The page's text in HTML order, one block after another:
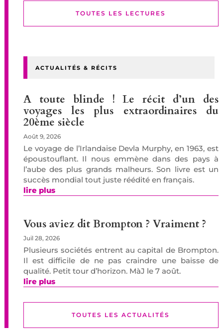
TOUTES LES LECTURES
ACTUALITÉS & RÉCITS
A toute blinde ! Le récit d’un des
voyages les plus extraordinaires du
20ème siècle
Août 9, 2026
Le voyage de l’Irlandaise Devla Murphy, en 1963, est
époustouflant. Il nous emmène dans des pays à
l’aube des plus grands malheurs. Son livre est un
succès mondial tout juste réédité en français.
lire plus
Vous aviez dit Brompton ? Vraiment ?
Juil 28, 2026
Plusieurs sociétés entrent au capital de Brompton.
Il est difficile de ne pas craindre une baisse de
qualité. Petit tour d’horizon. MàJ le 7 août.
lire plus
TOUTES LES ACTUALITÉS